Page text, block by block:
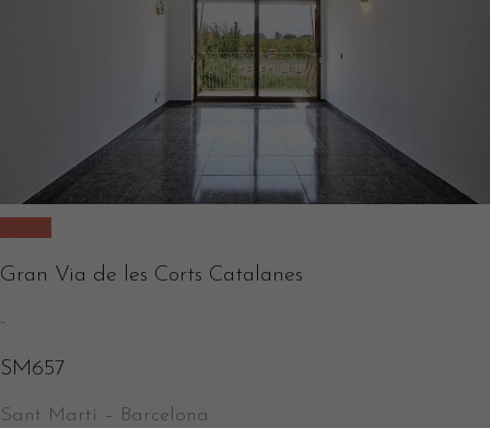
Venta
Gran Via de les Corts Catalanes
-
SM657
Sant Martí – Barcelona